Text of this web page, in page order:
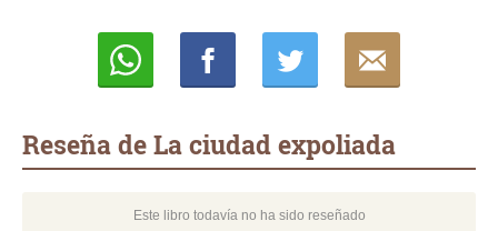
Reseña de La ciudad expoliada
Este libro todavía no ha sido reseñado